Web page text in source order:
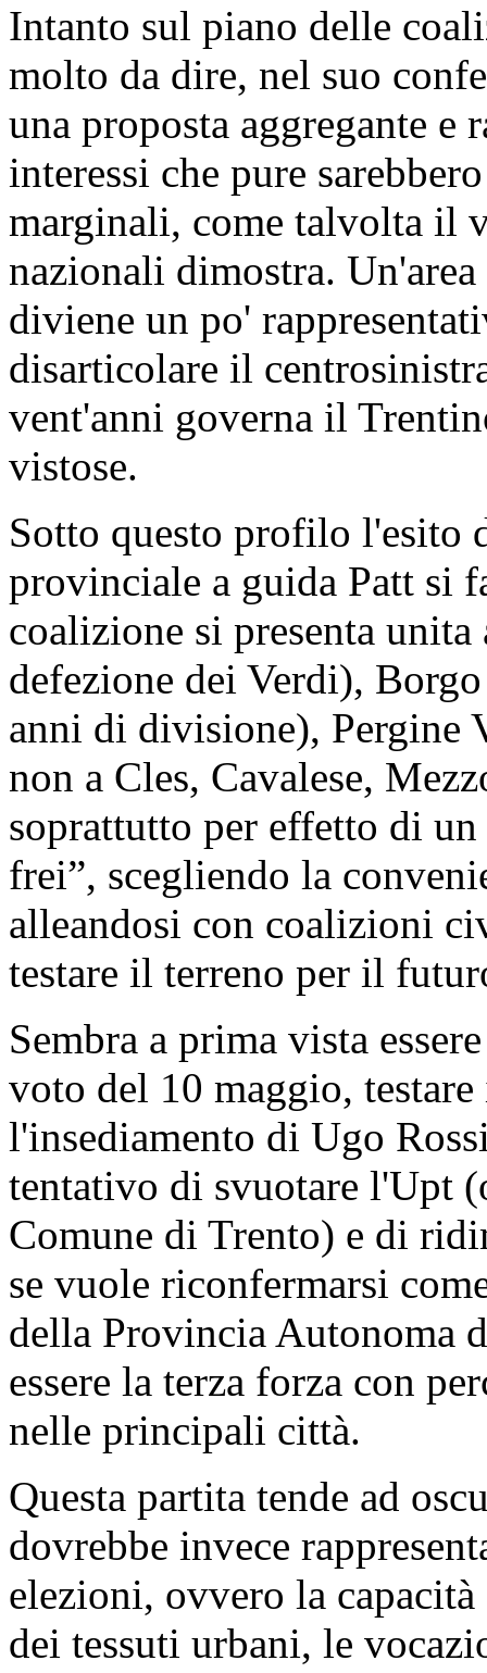
Intanto sul piano delle
molto da dire, nel suo
una proposta aggregante e
interessi che pure
marginali, come talvolta il
nazionali dimostra.
diviene un po'
disarticolare il
vent'anni governa il
vistose.
Sotto questo profilo l'esito
provinciale a guida Patt si
coalizione si presenta
defezione dei Verdi),
anni di divisione), Pergine
non a Cles, Cavalese,
soprattutto per effetto di
frei”, scegliendo la
alleandosi con coalizioni
testare il terreno per il
Sembra a prima vista
voto del 10 maggio,
l'insediamento di Ugo
tentativo di svuotare l'Upt
Comune di Trento) e di
se vuole riconfermarsi
della Provincia Autonoma
essere la terza forza con
nelle principali città.
Questa partita tende ad
dovrebbe invece
elezioni, ovvero la
dei tessuti urbani, le